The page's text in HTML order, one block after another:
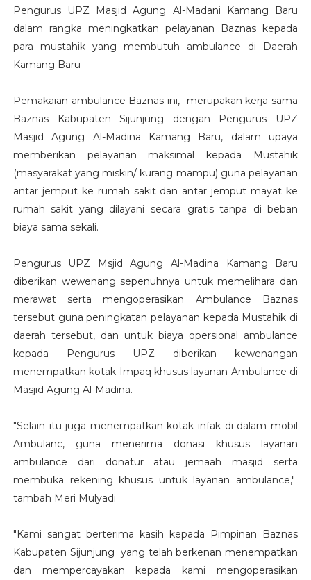
Pengurus UPZ Masjid Agung Al-Madani Kamang Baru
dalam rangka meningkatkan pelayanan Baznas kepada
para mustahik yang membutuh ambulance di Daerah
Kamang Baru
Pemakaian ambulance Baznas ini, merupakan kerja sama
Baznas Kabupaten Sijunjung dengan Pengurus UPZ
Masjid Agung Al-Madina Kamang Baru, dalam upaya
memberikan pelayanan maksimal kepada Mustahik
(masyarakat yang miskin/ kurang mampu) guna pelayanan
antar jemput ke rumah sakit dan antar jemput mayat ke
rumah sakit yang dilayani secara gratis tanpa di beban
biaya sama sekali.
Pengurus UPZ Msjid Agung Al-Madina Kamang Baru
diberikan wewenang sepenuhnya untuk memelihara dan
merawat serta mengoperasikan Ambulance Baznas
tersebut guna peningkatan pelayanan kepada Mustahik di
daerah tersebut, dan untuk biaya opersional ambulance
kepada Pengurus UPZ diberikan kewenangan
menempatkan kotak Impaq khusus layanan Ambulance di
Masjid Agung Al-Madina.
"Selain itu juga menempatkan kotak infak di dalam mobil
Ambulanc, guna menerima donasi khusus layanan
ambulance dari donatur atau jemaah masjid serta
membuka rekening khusus untuk layanan ambulance,"
tambah Meri Mulyadi
"Kami sangat berterima kasih kepada Pimpinan Baznas
Kabupaten Sijunjung yang telah berkenan menempatkan
dan mempercayakan kepada kami mengoperasikan